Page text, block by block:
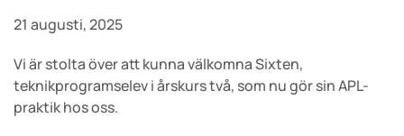
21 augusti, 2025
Vi är stolta över att kunna välkomna Sixten,
teknikprogramselev i årskurs två, som nu gör sin APL-
praktik hos oss.